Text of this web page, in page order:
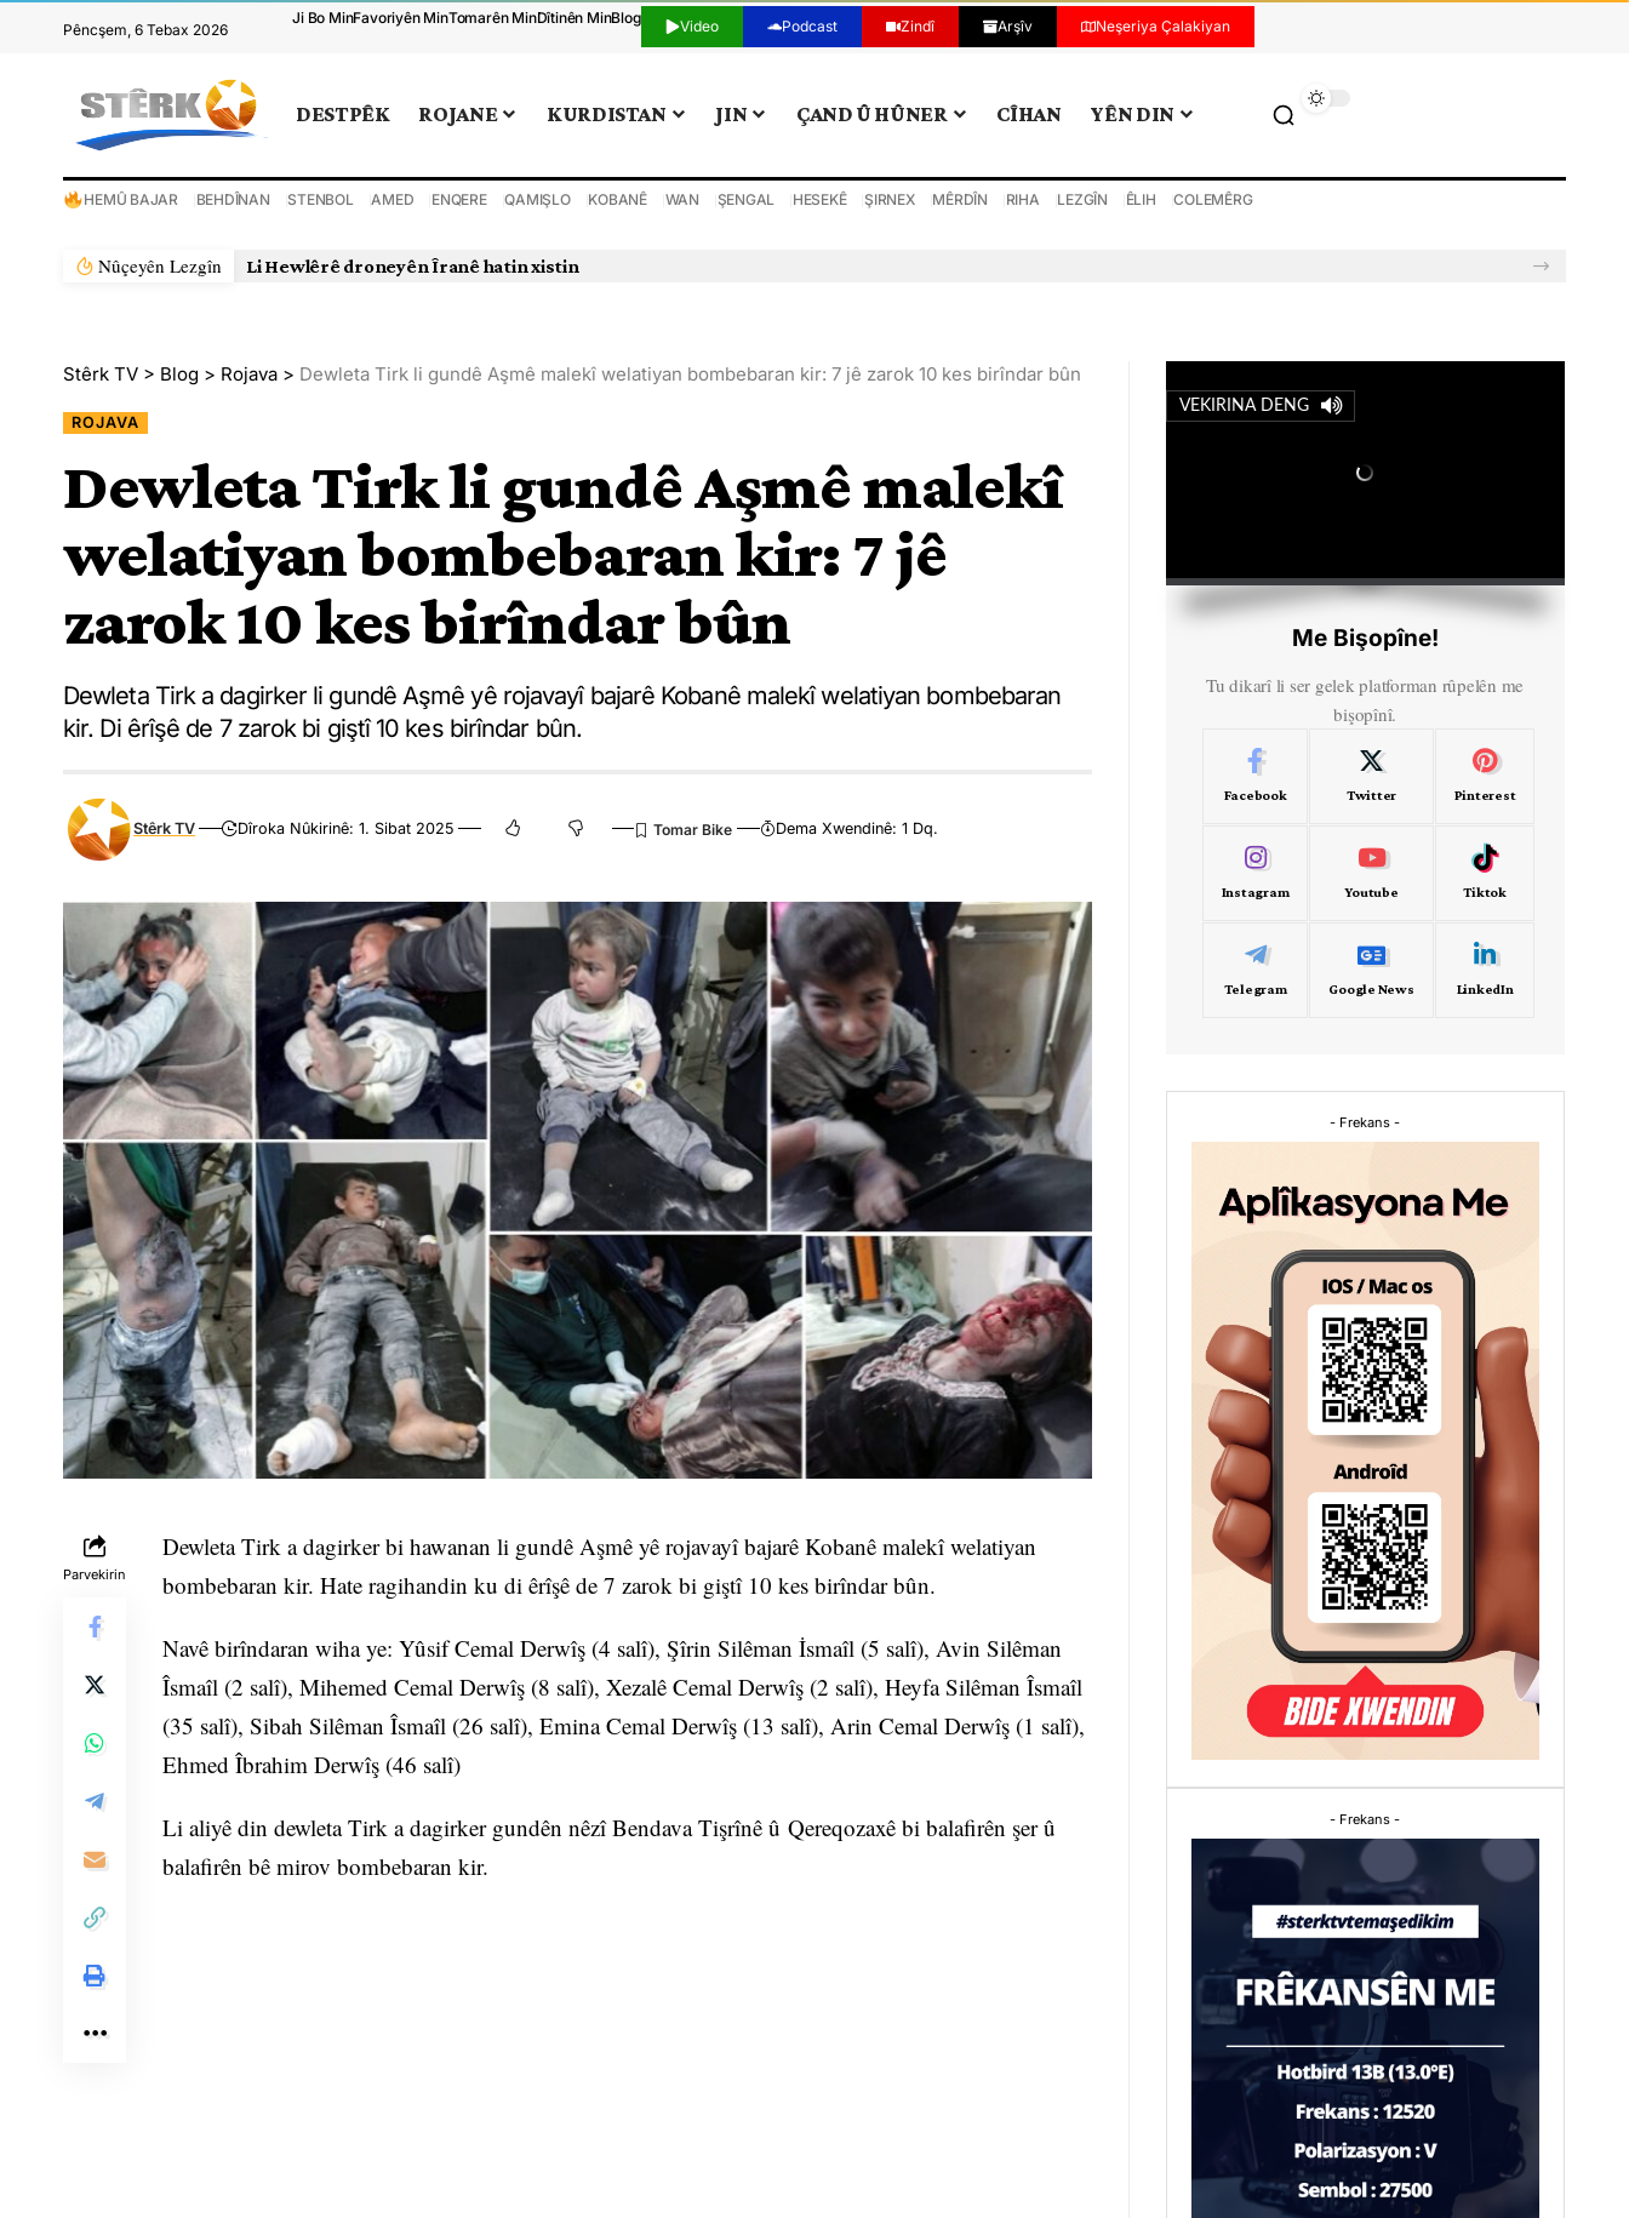
Pêncşem, 6 Tebax 2026
Ji Bo MinFavoriyên MinTomarên MinDîtinên MinBlog Video Podcast Zindî Arşîv Neşeriya Çalakiyan
DESTPÊK ROJANE KURDISTAN JIN ÇAND Û HÛNER CÎHAN YÊN DIN
HEMÛ BAJAR BEHDÎNAN STENBOL AMED ENQERE QAMIŞLO KOBANÊ WAN ŞENGAL HESEKÊ ŞIRNEX MÊRDÎN RIHA LEZGÎN ÊLIH COLEMÊRG
Nûçeyên Lezgîn Li Hewlêrê droneyên Îranê hatin xistin
Stêrk TV > Blog > Rojava > Dewleta Tirk li gundê Aşmê malekî welatiyan bombebaran kir: 7 jê zarok 10 kes birîndar bûn
ROJAVA
Dewleta Tirk li gundê Aşmê malekî
welatiyan bombebaran kir: 7 jê
zarok 10 kes birîndar bûn
Dewleta Tirk a dagirker li gundê Aşmê yê rojavayî bajarê Kobanê malekî welatiyan bombebaran
kir. Di êrîşê de 7 zarok bi giştî 10 kes birîndar bûn.
Stêrk TV Dîroka Nûkirinê: 1. Sibat 2025 Dema Xwendinê: 1 Dq.
Parvekirin
Dewleta Tirk a dagirker bi hawanan li gundê Aşmê yê rojavayî bajarê Kobanê malekî welatiyan
bombebaran kir. Hate ragihandin ku di êrîşê de 7 zarok bi giştî 10 kes birîndar bûn.
Navê birîndaran wiha ye: Yûsif Cemal Derwîş (4 salî), Şîrin Silêman İsmaîl (5 salî), Avin Silêman
Îsmaîl (2 salî), Mihemed Cemal Derwîş (8 salî), Xezalê Cemal Derwîş (2 salî), Heyfa Silêman Îsmaîl
(35 salî), Sibah Silêman Îsmaîl (26 salî), Emina Cemal Derwîş (13 salî), Arin Cemal Derwîş (1 salî),
Ehmed Îbrahim Derwîş (46 salî)
Li aliyê din dewleta Tirk a dagirker gundên nêzî Bendava Tişrînê û Qereqozaxê bi balafirên şer û
balafirên bê mirov bombebaran kir.
VEKIRINA DENG
Me Bişopîne!
Tu dikarî li ser gelek platforman rûpelên me
bişopînî.
Facebook Twitter Pinterest
Instagram Youtube Tiktok
Telegram Google News LinkedIn
- Frekans -
- Frekans -